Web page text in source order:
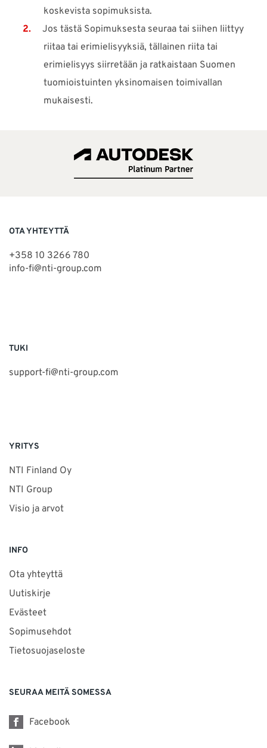
koskevista sopimuksista.
Jos tästä Sopimuksesta seuraa tai siihen liittyy
riitaa tai erimielisyyksiä, tällainen riita tai
erimielisyys siirretään ja ratkaistaan Suomen
tuomioistuinten yksinomaisen toimivallan
mukaisesti.
OTA YHTEYTTÄ
+358 10 3266 780
info-fi@nti-group.com
TUKI
support-fi@nti-group.com
YRITYS
NTI Finland Oy
NTI Group
Visio ja arvot
INFO
Ota yhteyttä
Uutiskirje
Evästeet
Sopimusehdot
Tietosuojaseloste
SEURAA MEITÄ SOMESSA
Facebook